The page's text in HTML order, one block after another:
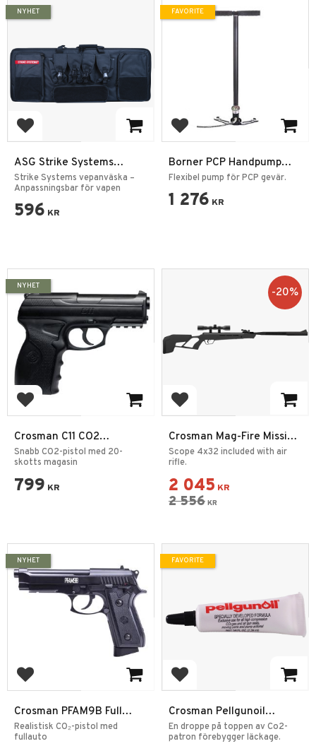
Add to favorites
ASG Strike Systems
Vepanväska med
Pluckfoam - Svart
Strike Systems vepanväska –
Anpassningsbar för vapen
596 KR
NYHET
Add to favorites
Borner PCP Handpump
GX-H-C2 4500psi Svart
Flexibel pump för PCP gevär.
1 276 KR
FAVORITE
Add to favorites
Crosman C11 CO2
Luftpistol – 4,5 mm BB
Snabb CO2-pistol med 20-
skotts magasin
799 KR
NYHET
Add to favorites
Crosman Mag-Fire Mission
Nitro Piston Elite 4,5mm
Scope 4x32 included with air
rifle.
2 045 KR
2 556 KR
20%
Add to favorites
Crosman PFAM9B Full
Auto 4,5 mm BB CO₂
Pistol
Realistisk CO₂-pistol med
fullauto
NYHET
Add to favorites
Crosman Pellgunoil
Smörjmedel O-ringar
En droppe på toppen av Co2-
patron förebygger läckage.
FAVORITE